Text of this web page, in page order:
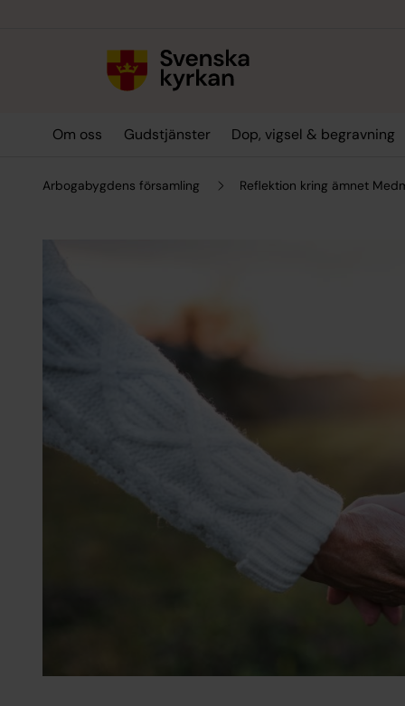
Om oss Gudstjänster Dop, vigsel & begravning
Arbogabygdens församling Reflektion kring ämnet